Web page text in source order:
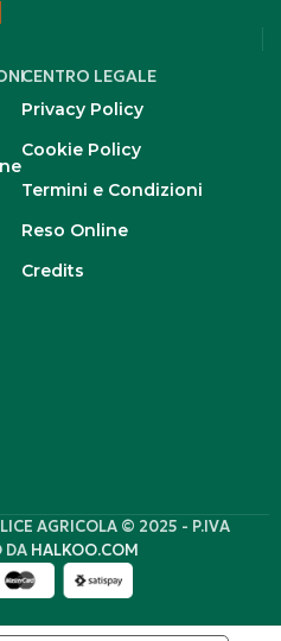
CENTRO LEGALE
Privacy Policy
Cookie Policy
Termini e Condizioni
Reso Online
Credits
AGRICOLA © 2025 - P.IVA
DA HALKOO.COM